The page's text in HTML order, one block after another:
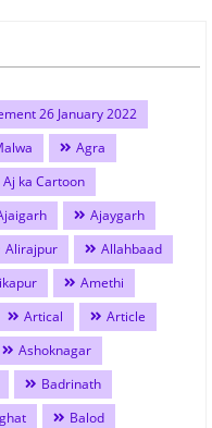
26 January 2022
Agra
Aj ka Cartoon
Ajaygarh
Alirajpur
Allahbaad
Amethi
Artical
Article
Ashoknagar
Badrinath
Balod